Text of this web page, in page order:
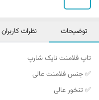
توضیحات نظرات کاربران
تاپ فلامنت نایک شارپ
✅ جنس فلامنت عالی
✅ تنخور عالی